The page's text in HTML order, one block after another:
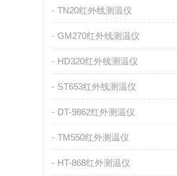
TN20红外线测温仪
GM270红外线测温仪
HD320红外线测温仪
ST653红外线测温仪
DT-9862红外测温仪
TM550红外测温仪
HT-868红外测温仪